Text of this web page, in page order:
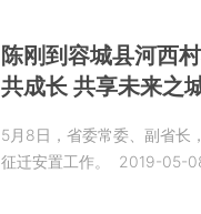
陈刚到容城县河西
共成长 共享未来之
5月8日，省委常委、副省长
征迁安置工作。
2019-05-